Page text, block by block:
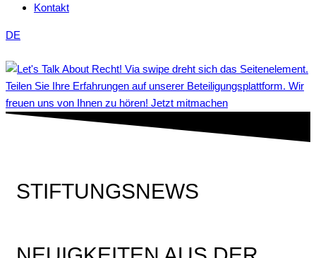
Kontakt
DE
Teilen Sie Ihre Erfahrungen auf unserer Beteiligungsplattform. Wir
freuen uns von Ihnen zu hören! Jetzt mitmachen
STIFTUNGSNEWS